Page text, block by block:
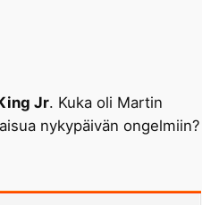
Jr. Kuka oli Martin
nykypäivän ongelmiin?